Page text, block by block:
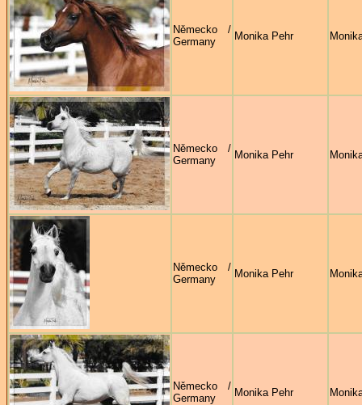
Německo /
Germany
Monika Pehr
Německo /
Germany
Monika Pehr
Německo /
Germany
Monika Pehr
Německo /
Germany
Monika Pehr